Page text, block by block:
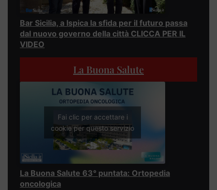
Bar Sicilia, a Ispica la sfida per il futuro passa
dal nuovo governo della città CLICCA PER IL
VIDEO
La Buona Salute
Fai clic per accettare i
cookie per questo servizio
La Buona Salute 63° puntata: Ortopedia
oncologica